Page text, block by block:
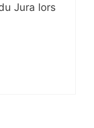
Jura lors